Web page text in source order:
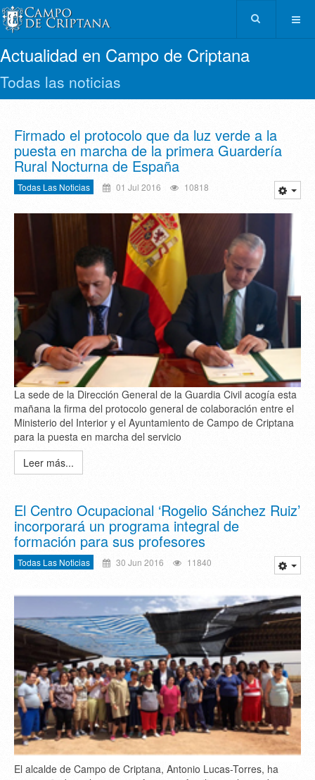
Actualidad en Campo de Criptana
Todas las noticias
Firmado el protocolo que da luz verde a la
puesta en marcha de la primera Guardería
Rural Nocturna de España
Todas Las Noticias 01 Jul 2016 10818
La sede de la Dirección General de la Guardia Civil acogía esta
mañana la firma del protocolo general de colaboración entre el
Ministerio del Interior y el Ayuntamiento de Campo de Criptana
para la puesta en marcha del servicio
Leer más...
El Centro Ocupacional ‘Rogelio Sánchez Ruiz’
incorporará un programa integral de
formación para sus profesores
Todas Las Noticias 30 Jun 2016 11840
El alcalde de Campo de Criptana, Antonio Lucas-Torres, ha